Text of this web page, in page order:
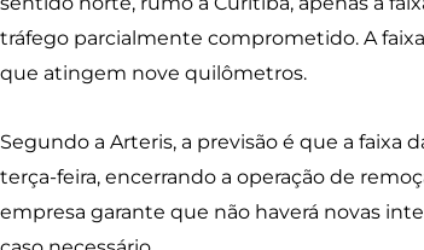
tráfego parcialmente comprometido. A
que atingem nove quilômetros.
Segundo a Arteris, a previsão é que a faixa
terça-feira, encerrando a operação de
empresa garante que não haverá novas